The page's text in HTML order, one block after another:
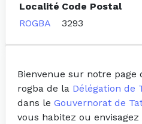
Localité Code Postal
ROGBA
3293
Bienvenue sur notre page
rogba de la Délégation de
dans le Gouvernorat de
vous habitez ou